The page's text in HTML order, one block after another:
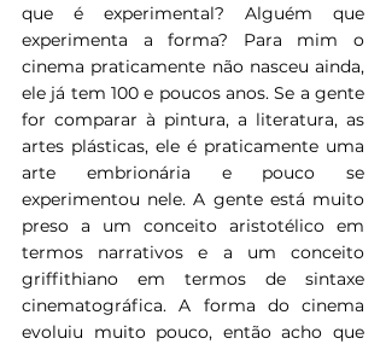
que é experimental? Alguém que
experimenta a forma? Para mim o
cinema praticamente não nasceu ainda,
ele já tem 100 e poucos anos. Se a gente
for comparar à pintura, a literatura, as
artes plásticas, ele é praticamente uma
arte embrionária e pouco se
experimentou nele. A gente está muito
preso a um conceito aristotélico em
termos narrativos e a um conceito
griffithiano em termos de sintaxe
cinematográfica. A forma do cinema
evoluiu muito pouco, então acho que